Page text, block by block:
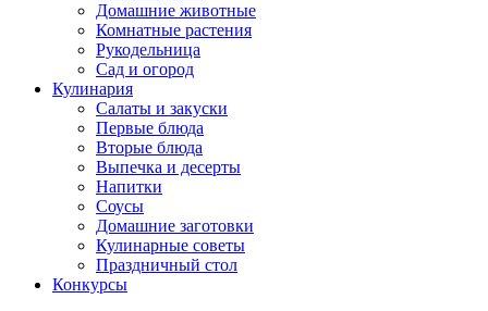
Домашние животные
Комнатные растения
Рукодельница
Сад и огород
Кулинария
Салаты и закуски
Первые блюда
Вторые блюда
Выпечка и десерты
Напитки
Соусы
Домашние заготовки
Кулинарные советы
Праздничный стол
Конкурсы